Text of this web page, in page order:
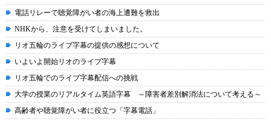
電話リレーで聴覚障がい者の海上遭難を救出
NHKから、注意を受けてしまいました。
リオ五輪のライブ字幕の提供の感想について
いよいよ開始リオのライブ字幕
リオ五輪でのライブ字幕配信への挑戦
大学の授業のリアルタイム英語字幕 ～障害者差別解消法について考える～
高齢者や聴覚障がい者に役立つ「字幕電話」